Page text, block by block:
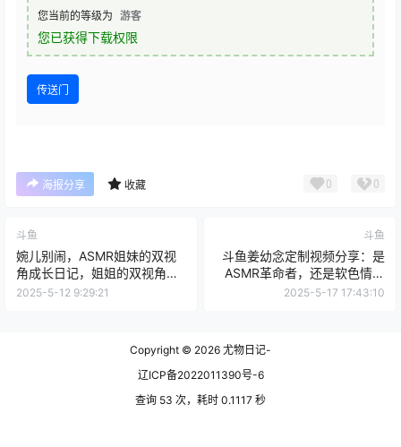
您当前的等级为 游客
您已获得下载权限
传送门
海报分享 收藏 0 0
斗鱼
婉儿别闹，ASMR姐妹的双视
角成长日记，姐姐的双视角教
训
2025-5-12 9:29:21
斗鱼
斗鱼姜幼念定制视频分享：是
ASMR革命者，还是软色情擦
边者？
2025-5-17 17:43:10
Copyright © 2026 尤物日记-
辽ICP备2022011390号-6
查询 53 次，耗时 0.1117 秒